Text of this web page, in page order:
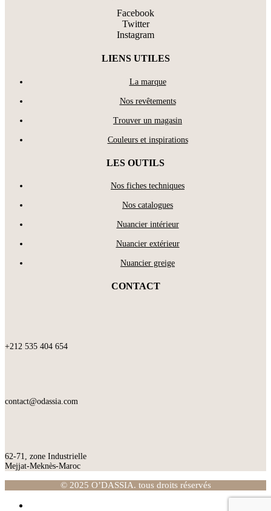
Facebook
Twitter
Instagram
LIENS UTILES
La marque
Nos revêtements
Trouver un magasin
Couleurs et inspirations
LES OUTILS
Nos fiches techniques
Nos catalogues
Nuancier intérieur
Nuancier extérieur
Nuancier greige
CONTACT
+212 535 404 654
contact@odassia.com
62-71, zone Industrielle
Mejjat-Meknès-Maroc
© 2025 O’DASSIA. tous droits réservés